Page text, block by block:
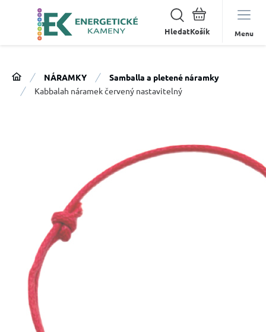
Hledat Menu
NÁRAMKY
Samballa a pletené náramky
Kabbalah náramek červený nastavitelný